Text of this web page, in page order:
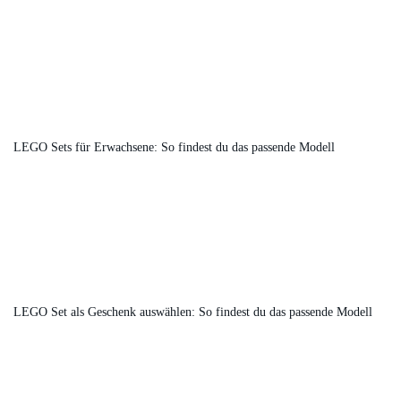
LEGO Sets für Erwachsene: So findest du das passende Modell
LEGO Set als Geschenk auswählen: So findest du das passende Modell